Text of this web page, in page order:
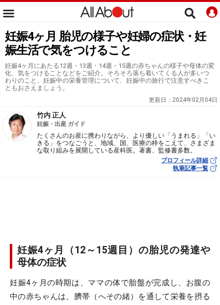
妊娠4ヶ月 胎児の様子や妊婦の症状・妊
娠生活で気をつけること
妊娠4ヶ月にあたる12週・13週・14週・15週の赤ちゃんの様子や母体の変
化、気をつけることなどをご紹介。そろそろ落ち着いてくる人が多いつ
わりのこと、妊娠中の栄養管理について、妊娠中の旅行で注意すべきこ
ともおさえましょう。
更新日： 2024年02月04日
竹内 正人
妊娠・出産 ガイド
たくさんのお産に携わりながら、より優しい「うまれる」「い
きる」をつなごうと、地域、国、医療の枠をこえて、さまざま
な取り組みを展開している産科医。著書、監修書多数。
プロフィール詳細
執筆記事一覧
妊娠4ヶ月（12～15週目）の胎児の発達や
母体の症状
妊娠4ヶ月の時期は、ママの体で胎盤が完成し、お腹の
中の赤ちゃんは、臍帯（へその緒）を通して栄養を摂る